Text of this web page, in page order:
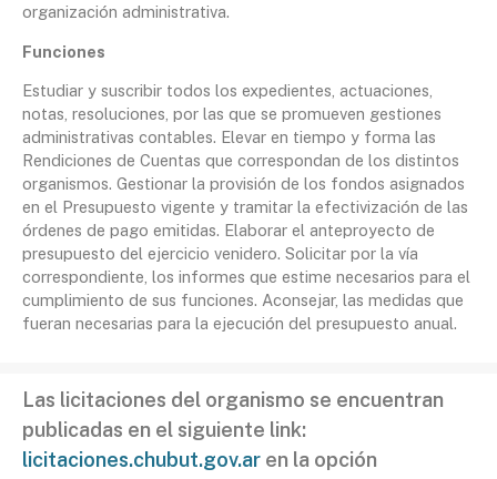
organización administrativa.
Funciones
Estudiar y suscribir todos los expedientes, actuaciones,
notas, resoluciones, por las que se promueven gestiones
administrativas contables. Elevar en tiempo y forma las
Rendiciones de Cuentas que correspondan de los distintos
organismos. Gestionar la provisión de los fondos asignados
en el Presupuesto vigente y tramitar la efectivización de las
órdenes de pago emitidas. Elaborar el anteproyecto de
presupuesto del ejercicio venidero. Solicitar por la vía
correspondiente, los informes que estime necesarios para el
cumplimiento de sus funciones. Aconsejar, las medidas que
fueran necesarias para la ejecución del presupuesto anual.
Las licitaciones del organismo se encuentran
publicadas en el siguiente link:
licitaciones.chubut.gov.ar en la opción